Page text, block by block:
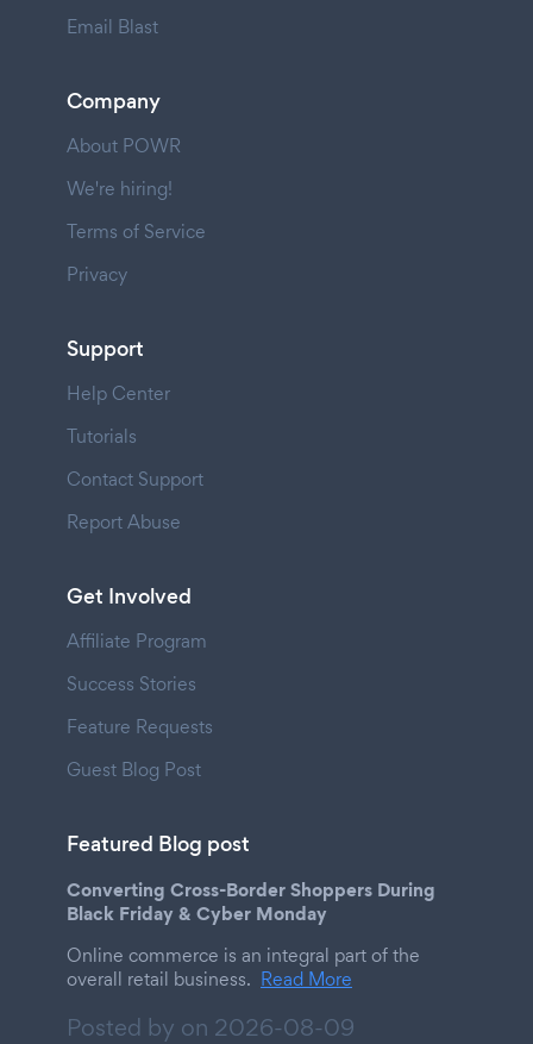
Email Blast
Company
About POWR
We're hiring!
Terms of Service
Privacy
Support
Help Center
Tutorials
Contact Support
Report Abuse
Get Involved
Affiliate Program
Success Stories
Feature Requests
Guest Blog Post
Featured Blog post
Converting Cross-Border Shoppers During
Black Friday & Cyber Monday
Online commerce is an integral part of the
overall retail business. Read More
Posted by on 2026-08-09